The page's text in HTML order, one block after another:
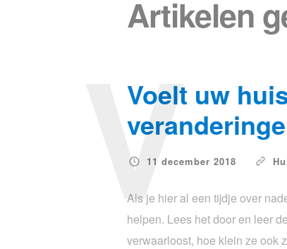
Artikelen
Voelt uw
11 december 2018
V
Als je hier al een tijdje over
helpen. Lees het door en leer
verwaarloost, hoe klein ze ook